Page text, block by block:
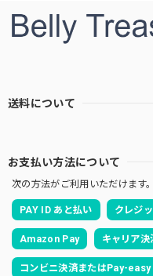
送料について
お支払い方法について
次の方法がご利用いただけます。
PAY ID あと払い クレジ
Amazon Pay キャリア決
コンビニ決済またはPay-easy